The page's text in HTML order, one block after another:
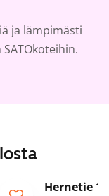
ja lämpimästi
Hernetie 1